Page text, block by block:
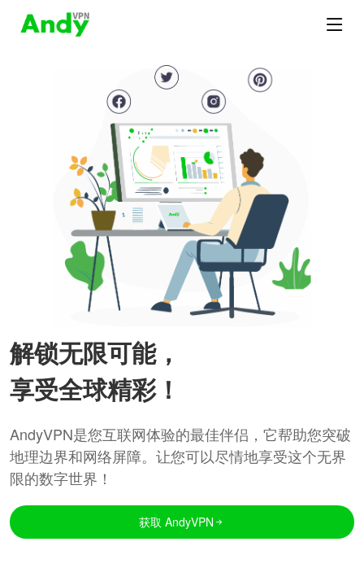
解锁无限可能，
享受全球精彩！
AndyVPN是您互联网体验的最佳伴侣，它帮助您突破
地理边界和网络屏障。让您可以尽情地享受这个无界
限的数字世界！
获取 AndyVPN